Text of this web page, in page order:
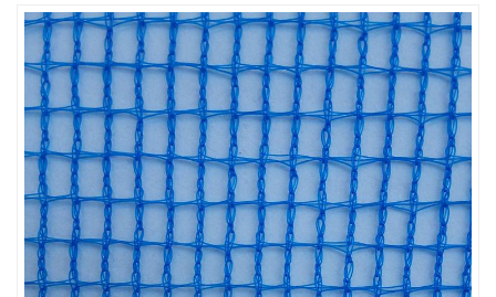
LƯỚI PHƠI NÔNG SẢN